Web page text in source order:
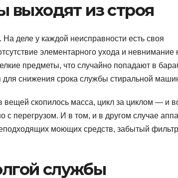
выходят из строя
деле у каждой неисправности есть своя
элементарного ухода и невнимание
предметы, что случайно попадают в
для снижения срока службы стиральной
скопилось масса, цикл за циклом — и
перегрузом. И в том, и в другом случае
моющих средств, забытый
службы